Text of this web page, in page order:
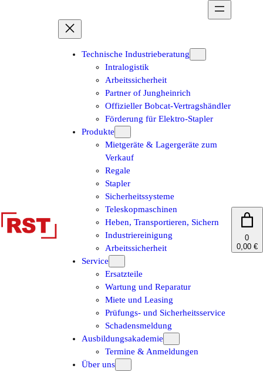
Technische Industrieberatung
Intralogistik
Arbeitssicherheit
Partner of Jungheinrich
Offizieller Bobcat-Vertragshändler
Förderung für Elektro-Stapler
Produkte
Mietgeräte & Lagergeräte zum
Verkauf
Regale
Stapler
Sicherheitssysteme
Teleskopmaschinen
Heben, Transportieren, Sichern
Industriereinigung
Arbeitssicherheit
Service
Ersatzteile
Wartung und Reparatur
Miete und Leasing
Prüfungs- und Sicherheitsservice
Schadensmeldung
Ausbildungsakademie
Termine & Anmeldungen
Über uns
0
0,00 €